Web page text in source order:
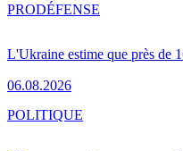
L'Ukraine estime que près de
06.08.2026
PRODÉFENSE
POLITIQUE